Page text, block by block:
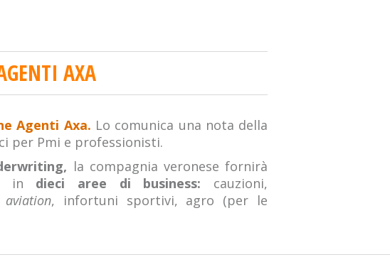
AXA
Agenti Axa. Lo comunica una nota della
per Pmi e professionisti.
la compagnia veronese fornirà
in dieci aree di business: cauzioni,
aviation, infortuni sportivi, agro (per le